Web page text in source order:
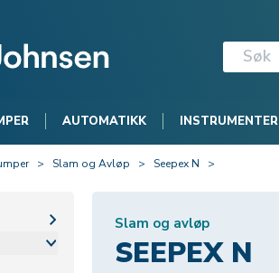
AUTOMATIKK INSTRUMENTER
> Slam og Avløp > Seepex N >
Slam og avløp
SEEPEX N